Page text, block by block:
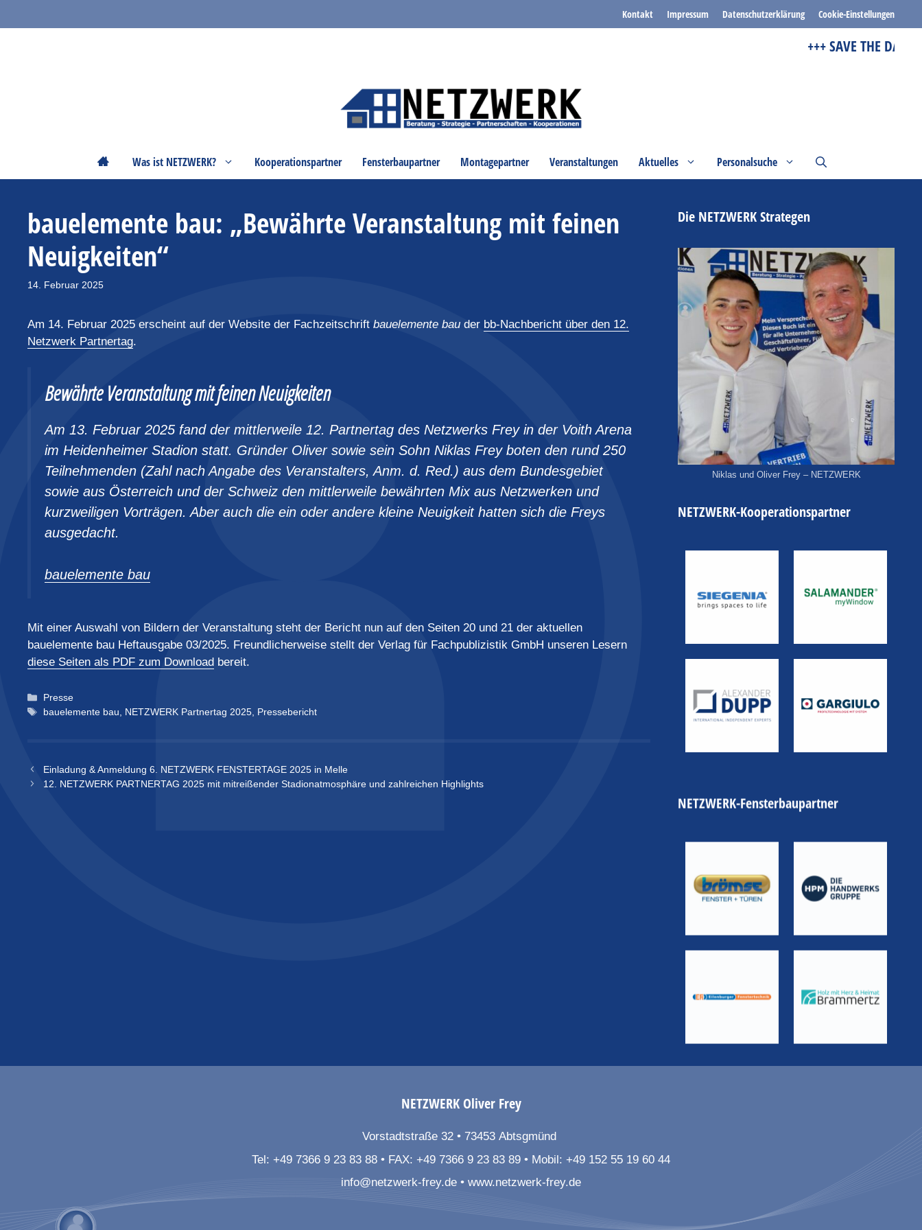
Inhalt
Kontakt Impressum Datenschutzerklärung Cookie-Einstellungen
+++ SAVE THE DATE +++
Startseite
Was ist NETZWERK? Kooperationspartner Fensterbaupartner Montagepartner Veranstaltungen Aktuelles Personalsuche
bauelemente bau: „Bewährte Veranstaltung mit feinen
Neuigkeiten“
14. Februar 2025
Am 14. Februar 2025 erscheint auf der Website der Fachzeitschrift bauelemente bau der bb-Nachbericht über den 12.
Netzwerk Partnertag.
Bewährte Veranstaltung mit feinen Neuigkeiten
Am 13. Februar 2025 fand der mittlerweile 12. Partnertag des Netzwerks Frey in der Voith Arena
im Heidenheimer Stadion statt. Gründer Oliver sowie sein Sohn Niklas Frey boten den rund 250
Teilnehmenden (Zahl nach Angabe des Veranstalters, Anm. d. Red.) aus dem Bundesgebiet
sowie aus Österreich und der Schweiz den mittlerweile bewährten Mix aus Netzwerken und
kurzweiligen Vorträgen. Aber auch die ein oder andere kleine Neuigkeit hatten sich die Freys
ausgedacht.
bauelemente bau
Mit einer Auswahl von Bildern der Veranstaltung steht der Bericht nun auf den Seiten 20 und 21 der aktuellen
bauelemente bau Heftausgabe 03/2025. Freundlicherweise stellt der Verlag für Fachpublizistik GmbH unseren Lesern
diese Seiten als PDF zum Download bereit.
Kategorien
Presse
Schlagwörter
bauelemente bau, NETZWERK Partnertag 2025, Pressebericht
Einladung & Anmeldung 6. NETZWERK FENSTERTAGE 2025 in Melle
12. NETZWERK PARTNERTAG 2025 mit mitreißender Stadionatmosphäre und zahlreichen Highlights
Die NETZWERK Strategen
Niklas und Oliver Frey – NETZWERK
NETZWERK-Kooperationspartner
NETZWERK-Fensterbaupartner
NETZWERKOliver Frey
Vorstadtstraße 32 73453 Abtsgmünd
Tel: +49 7366 9 23 83 88 FAX: +49 7366 9 23 83 89 Mobil: +49 152 55 19 60 44
info@netzwerk-frey.de
www.netzwerk-frey.de